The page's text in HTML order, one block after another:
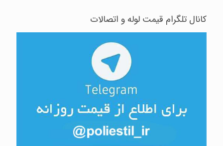
کانال تلگرام قیمت لوله و اتصالات